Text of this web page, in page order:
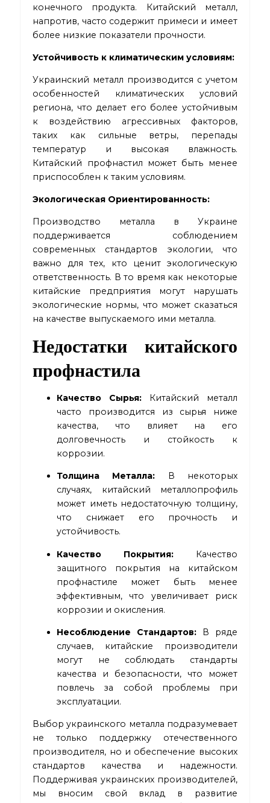
конечного продукта. Китайский металл,
напротив, часто содержит примеси и имеет
более низкие показатели прочности.
Устойчивость к климатическим условиям:
Украинский металл производится с учетом
особенностей климатических условий
региона, что делает его более устойчивым
к воздействию агрессивных факторов,
таких как сильные ветры, перепады
температур и высокая влажность.
Китайский профнастил может быть менее
приспособлен к таким условиям.
Экологическая Ориентированность:
Производство металла в Украине
поддерживается соблюдением
современных стандартов экологии, что
важно для тех, кто ценит экологическую
ответственность. В то время как некоторые
китайские предприятия могут нарушать
экологические нормы, что может сказаться
на качестве выпускаемого ими металла.
Недостатки китайского
профнастила
Качество Сырья: Китайский металл
часто производится из сырья ниже
качества, что влияет на его
долговечность и стойкость к
коррозии.
Толщина Металла: В некоторых
случаях, китайский металлопрофиль
может иметь недостаточную толщину,
что снижает его прочность и
устойчивость.
Качество Покрытия: Качество
защитного покрытия на китайском
профнастиле может быть менее
эффективным, что увеличивает риск
коррозии и окисления.
Несоблюдение Стандартов: В ряде
случаев, китайские производители
могут не соблюдать стандарты
качества и безопасности, что может
повлечь за собой проблемы при
эксплуатации.
Выбор украинского металла подразумевает
не только поддержку отечественного
производителя, но и обеспечение высоких
стандартов качества и надежности.
Поддерживая украинских производителей,
мы вносим свой вклад в развитие